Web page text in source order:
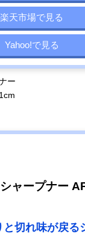
楽天市場で見る
Yahoo!で見る
ー
ャープナー
と切れ味が戻る